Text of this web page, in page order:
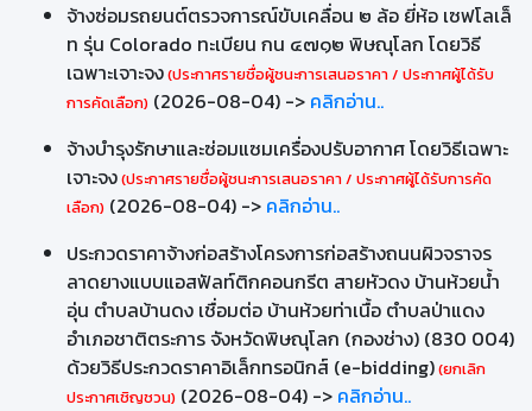
จ้างซ่อมรถยนต์ตรวจการณ์ขับเคลื่อน ๒ ล้อ ยี่ห้อ เซฟโลเล็
ท รุ่น Colorado ทะเบียน กน ๔๗๑๒ พิษณุโลก โดยวิธี
เฉพาะเจาะจง(ประกาศรายชื่อผู้ชนะการเสนอราคา / ประกาศผู้ได้รับ
การคัดเลือก) (2026-08-04) -> คลิกอ่าน..
จ้างบำรุงรักษาและซ่อมแซมเครื่องปรับอากาศ โดยวิธีเฉพาะ
เจาะจง(ประกาศรายชื่อผู้ชนะการเสนอราคา / ประกาศผู้ได้รับการคัด
เลือก) (2026-08-04) -> คลิกอ่าน..
ประกวดราคาจ้างก่อสร้างโครงการก่อสร้างถนนผิวจราจร
ลาดยางแบบแอสฟัลท์ติกคอนกรีต สายหัวดง บ้านห้วยน้ำ
อุ่น ตำบลบ้านดง เชื่อมต่อ บ้านห้วยท่าเนื้อ ตำบลป่าแดง
อำเภอชาติตระการ จังหวัดพิษณุโลก (กองช่าง) (830 004)
ด้วยวิธีประกวดราคาอิเล็กทรอนิกส์ (e-bidding)(ยกเลิก
ประกาศเชิญชวน) (2026-08-04) -> คลิกอ่าน..